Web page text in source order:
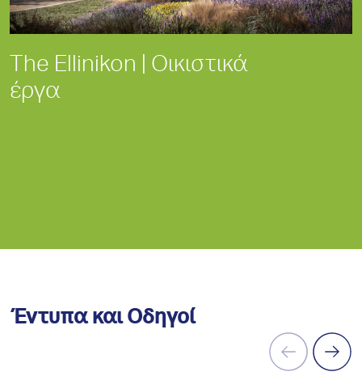
The Ellinikon | Οικιστικά
έργα
Έντυπα και Οδηγοί